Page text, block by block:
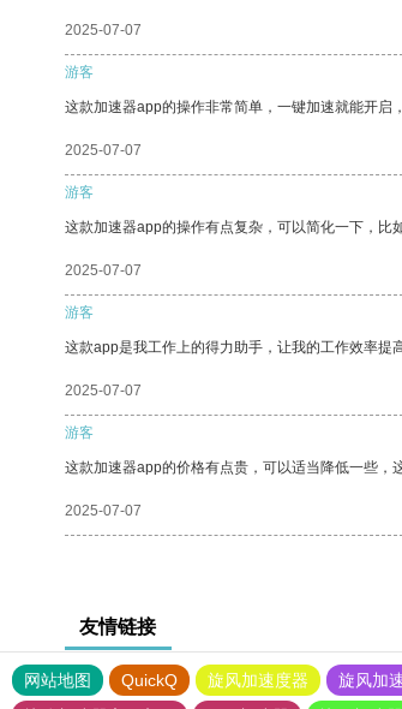
2025-07-07
游客
这款加速器app的操作非常简单，一键加速就能开启
2025-07-07
游客
这款加速器app的操作有点复杂，可以简化一下，比
2025-07-07
游客
这款app是我工作上的得力助手，让我的工作效率提
2025-07-07
游客
这款加速器app的价格有点贵，可以适当降低一些，
2025-07-07
友情链接
网站地图 QuickQ 旋风加速度器 旋风加